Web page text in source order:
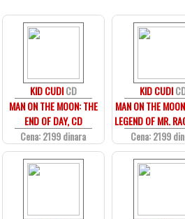
KID CUDICD
MAN ON THE MOON: THE
END OF DAY, CD
Cena: 2199 dinara
KID CUDI
MAN ON THE
LEGEND OF MR.
Cena: 2199